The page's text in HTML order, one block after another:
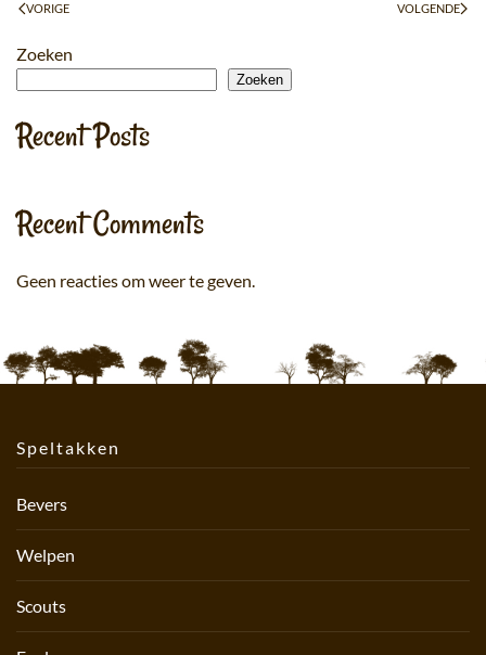
VORIGE VOLGENDE
Zoeken
Zoeken
Recent Posts
Recent Comments
Geen reacties om weer te geven.
Speltakken
Bevers
Welpen
Scouts